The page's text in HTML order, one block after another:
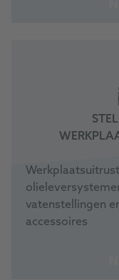
vatenstellingen
accessoires